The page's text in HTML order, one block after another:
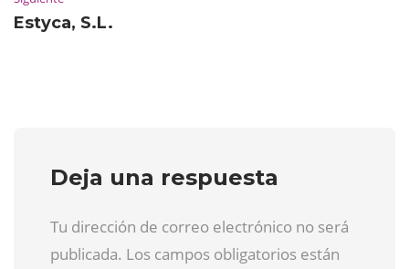
Estyca, S.L.
Deja una respuesta
Tu dirección de correo electrónico no será
publicada. Los campos obligatorios están